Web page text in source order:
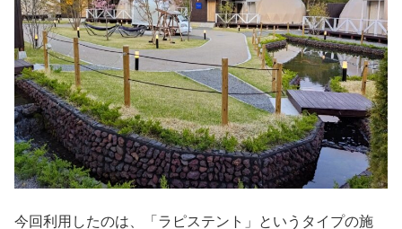
今回利用したのは、「ラピステント」というタイプの施